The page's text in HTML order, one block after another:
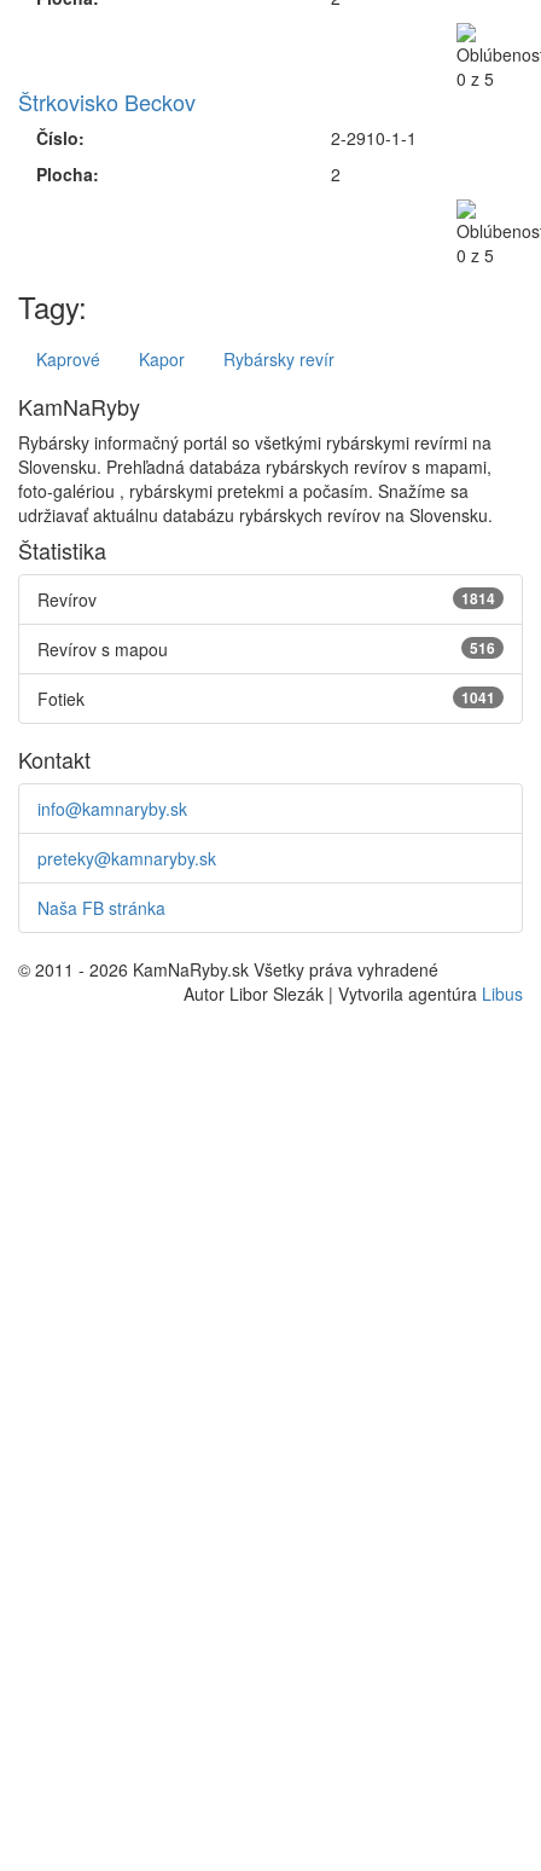
Štrkovisko Beckov
Číslo:
Plocha:
2-2910-1-1
2
Tagy:
Kaprové Kapor Rybársky revír
KamNaRyby
Rybársky informačný portál so všetkými rybárskymi revírmi na
Slovensku. Prehľadná databáza rybárskych revírov s mapami,
foto-galériou , rybárskymi pretekmi a počasím. Snažíme sa
udržiavať aktuálnu databázu rybárskych revírov na Slovensku.
Štatistika
1814
Revírov
516
Revírov s mapou
1041
Fotiek
Kontakt
info@kamnaryby.sk
preteky@kamnaryby.sk
Naša FB stránka
© 2011 - 2026 KamNaRyby.sk Všetky práva vyhradené
Autor Libor Slezák | Vytvorila agentúra Libus